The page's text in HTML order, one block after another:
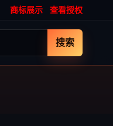
商标展示 查看授权
搜索